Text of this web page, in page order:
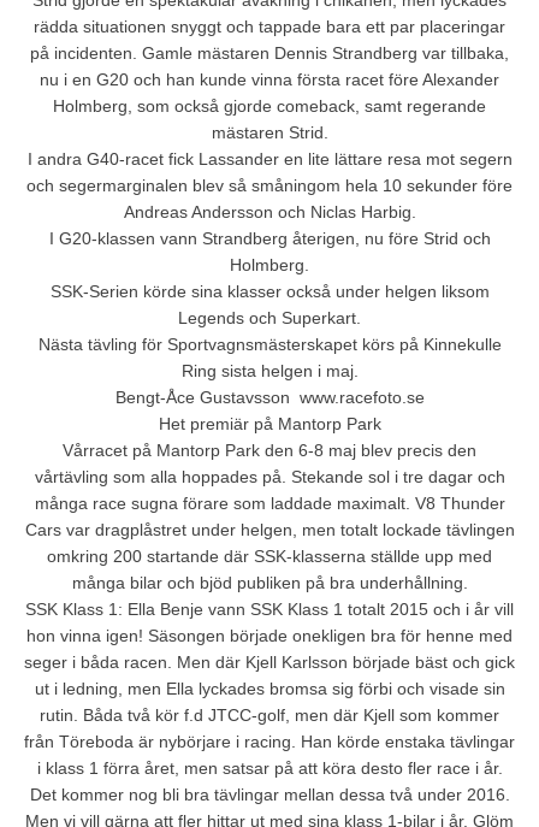
rädda situationen snyggt och tappade bara ett par placeringar
på incidenten. Gamle mästaren Dennis Strandberg var tillbaka,
nu i en G20 och han kunde vinna första racet före Alexander
Holmberg, som också gjorde comeback, samt regerande
mästaren Strid.
I andra G40-racet fick Lassander en lite lättare resa mot segern
och segermarginalen blev så småningom hela 10 sekunder före
Andreas Andersson och Niclas Harbig.
I G20-klassen vann Strandberg återigen, nu före Strid och
Holmberg.
SSK-Serien körde sina klasser också under helgen liksom
Legends och Superkart.
Nästa tävling för Sportvagnsmästerskapet körs på Kinnekulle
Ring sista helgen i maj.
Bengt-Åce Gustavsson  www.racefoto.se
Het premiär på Mantorp Park
Vårracet på Mantorp Park den 6-8 maj blev precis den
vårtävling som alla hoppades på. Stekande sol i tre dagar och
många race sugna förare som laddade maximalt. V8 Thunder
Cars var dragplåstret under helgen, men totalt lockade tävlingen
omkring 200 startande där SSK-klasserna ställde upp med
många bilar och bjöd publiken på bra underhållning.
SSK Klass 1: Ella Benje vann SSK Klass 1 totalt 2015 och i år vill
hon vinna igen! Säsongen började onekligen bra för henne med
seger i båda racen. Men där Kjell Karlsson började bäst och gick
ut i ledning, men Ella lyckades bromsa sig förbi och visade sin
rutin. Båda två kör f.d JTCC-golf, men där Kjell som kommer
från Töreboda är nybörjare i racing. Han körde enstaka tävlingar
i klass 1 förra året, men satsar på att köra desto fler race i år.
Det kommer nog bli bra tävlingar mellan dessa två under 2016.
Men vi vill gärna att fler hittar ut med sina klass 1-bilar i år. Glöm